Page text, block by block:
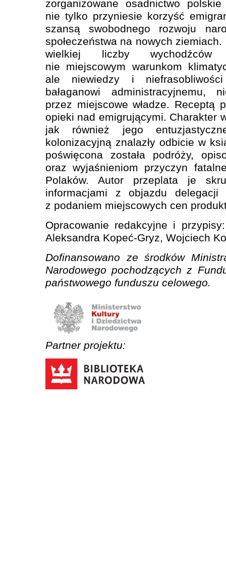
zorganizowane osadnictwo
nie tylko przyniesie korzyść
szansą swobodnego rozwoju
społeczeństwa na nowych
wielkiej liczby wychodźców
nie miejscowym warunkom
ale niewiedzy i
bałaganowi administracyjnemu,
przez miejscowe władze. Receptą
opieki nad emigrującymi. Charakter
jak również jego
kolonizacyjną znalazły odbicie w
poświęcona została podróży,
oraz wyjaśnieniom przyczyn
Polaków. Autor przeplata je
informacjami z objazdu delegacji
z podaniem miejscowych cen
Opracowanie redakcyjne i
Aleksandra Kopeć-Gryz, Wojciech
Dofinansowano ze środków
Narodowego pochodzących z
państwowego funduszu celowego.
Partner projektu: